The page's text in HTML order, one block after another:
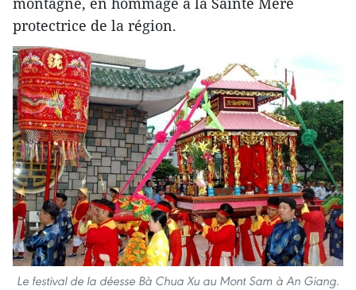
protectrice de la région.
Le festival de la déesse Bà Chua Xu au Mont Sam à An Giang.